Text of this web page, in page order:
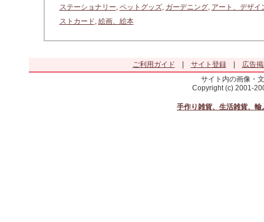
ステーショナリー, ペットグッズ, ガーデニング, アート、デザイ
ストカード, 絵画、絵本
ご利用ガイド サイト登録|
広告
サイト内の画像・
Copyright (c) 2001-
手作り雑貨、生活雑貨、